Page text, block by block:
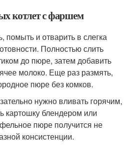
котлет с фаршем
помыть и отварить в слегка
Полностью слить
до пюре, затем добавить
молоко. Еще раз размять,
пюре без комков.
нужно вливать горячим,
картошку блендером или
пюре получится не
консистенции.